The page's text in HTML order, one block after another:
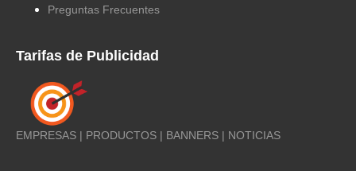
Preguntas Frecuentes
Tarifas de Publicidad
EMPRESAS | PRODUCTOS | BANNERS | NOTICIAS